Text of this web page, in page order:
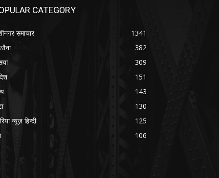
CATEGORY
समाचार
1341
382
309
151
143
130
न्यूज़ हिन्दी
125
106